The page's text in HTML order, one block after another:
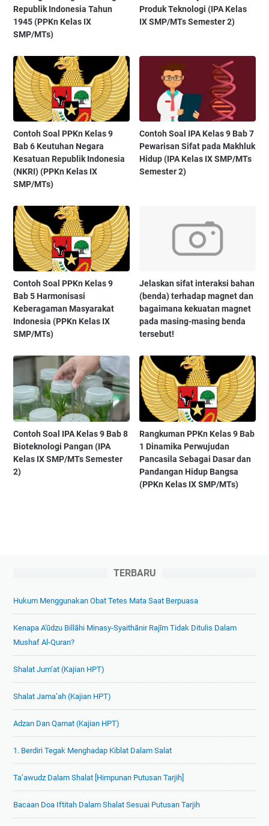
Republik Indonesia Tahun
1945 (PPKn Kelas IX
SMP/MTs)
Produk Teknologi (IPA Kelas
IX SMP/MTs Semester 2)
Contoh Soal PPKn Kelas 9
Bab 6 Keutuhan Negara
Kesatuan Republik Indonesia
(NKRI) (PPKn Kelas IX
SMP/MTs)
Contoh Soal IPA Kelas 9 Bab 7
Pewarisan Sifat pada Makhluk
Hidup (IPA Kelas IX SMP/MTs
Semester 2)
Contoh Soal PPKn Kelas 9
Bab 5 Harmonisasi
Keberagaman Masyarakat
Indonesia (PPKn Kelas IX
SMP/MTs)
Jelaskan sifat interaksi bahan
(benda) terhadap magnet dan
bagaimana kekuatan magnet
pada masing-masing benda
tersebut!
Contoh Soal IPA Kelas 9 Bab 8
Bioteknologi Pangan (IPA
Kelas IX SMP/MTs Semester
2)
Rangkuman PPKn Kelas 9 Bab
1 Dinamika Perwujudan
Pancasila Sebagai Dasar dan
Pandangan Hidup Bangsa
(PPKn Kelas IX SMP/MTs)
TERBARU
Hukum Menggunakan Obat Tetes Mata Saat Berpuasa
Kenapa A'ūdzu Billāhi Minasy-Syaithānir Rajīm Tidak Ditulis Dalam
Mushaf Al-Quran?
Shalat Jum’at (Kajian HPT)
Shalat Jama’ah (Kajian HPT)
Adzan Dan Qamat (Kajian HPT)
1. Berdiri Tegak Menghadap Kiblat Dalam Salat
Ta’awudz Dalam Shalat [Himpunan Putusan Tarjih]
Bacaan Doa Iftitah Dalam Shalat Sesuai Putusan Tarjih